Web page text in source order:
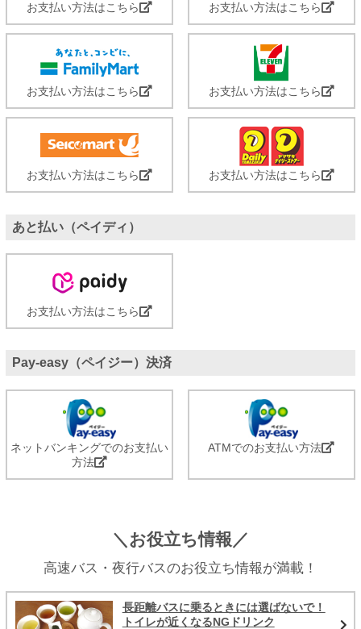
お支払い方法はこちら お支払い方法はこちら
お支払い方法はこちら お支払い方法はこちら
お支払い方法はこちら お支払い方法はこちら
あと払い（ペイディ）
お支払い方法はこちら
Pay-easy（ペイジー）決済
ネットバンキングでのお支払い
方法
ATMでのお支払い方法
＼お役立ち情報／
高速バス・夜行バスのお役立ち情報が満載！
長距離バスに乗るときには選ばないで！
トイレが近くなるNGドリンク